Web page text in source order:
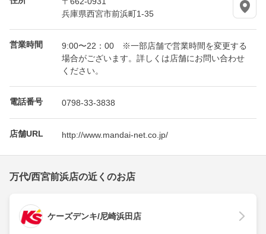
兵庫県西宮市前浜町1-35
営業時間
9:00〜22：00 ※一部店舗で営業時間を変更する
場合がございます。詳しくは店舗にお問い合わせ
ください。
電話番号 0798-33-3838
店舗URL http://www.mandai-net.co.jp/
万代/西宮前浜店の近くのお店
ケーズデンキ/尼崎浜田店